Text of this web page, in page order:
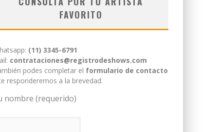
FAVORITO
(11) 3345-6791
contrataciones@registrodeshows.com
podes completar el formulario de contacto
responderemos a la brevedad.
nombre (requerido)